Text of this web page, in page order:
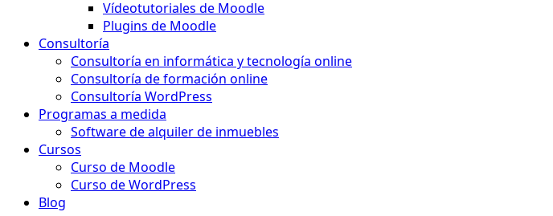
Vídeotutoriales de Moodle
Plugins de Moodle
Consultoría
Consultoría en informática y tecnología online
Consultoría de formación online
Consultoría WordPress
Programas a medida
Software de alquiler de inmuebles
Cursos
Curso de Moodle
Curso de WordPress
Blog